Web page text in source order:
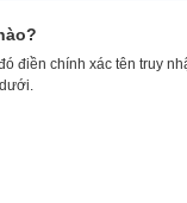
điền chính xác tên truy